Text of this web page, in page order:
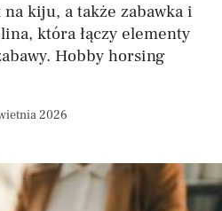
kiju, a także zabawka i
która łączy elementy
Hobby horsing
2026